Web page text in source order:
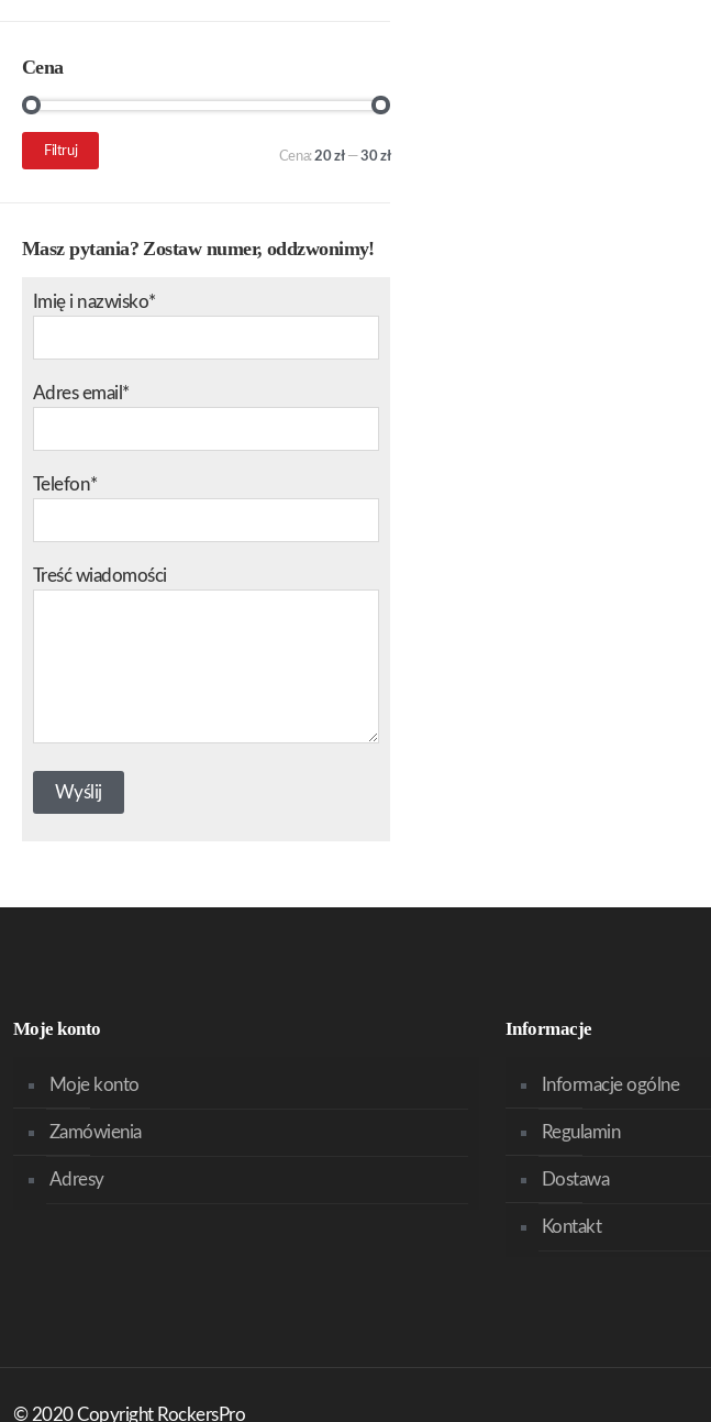
Cena
Cena
min.
Cena
maks.
Filtruj Cena:20 zł—30 zł
Masz pytania? Zostaw numer, oddzwonimy!
Imię i nazwisko*
Adres email*
Telefon*
Treść wiadomości
Moje konto
Moje konto
Zamówienia
Adresy
Informacje
Informacje ogólne
Regulamin
Dostawa
Kontakt
© 2020 Copyright RockersPro